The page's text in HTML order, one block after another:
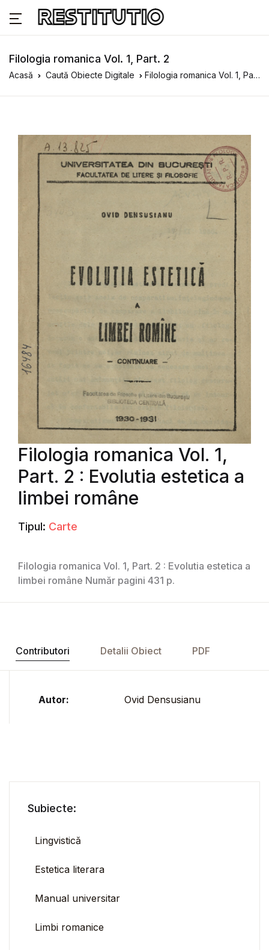
Filologia romanica Vol. 1, Part. 2
Acasă Caută Obiecte Digitale Filologia romanica Vol. 1, Part. 2
Filologia romanica Vol. 1,
Part. 2 : Evolutia estetica a
limbei române
Tipul: Carte
Filologia romanica Vol. 1, Part. 2 : Evolutia estetica a
limbei române Număr pagini 431 p.
Contributori Detalii Obiect PDF
Autor: Ovid Densusianu
Subiecte:
Lingvistică
Estetica literara
Manual universitar
Limbi romanice